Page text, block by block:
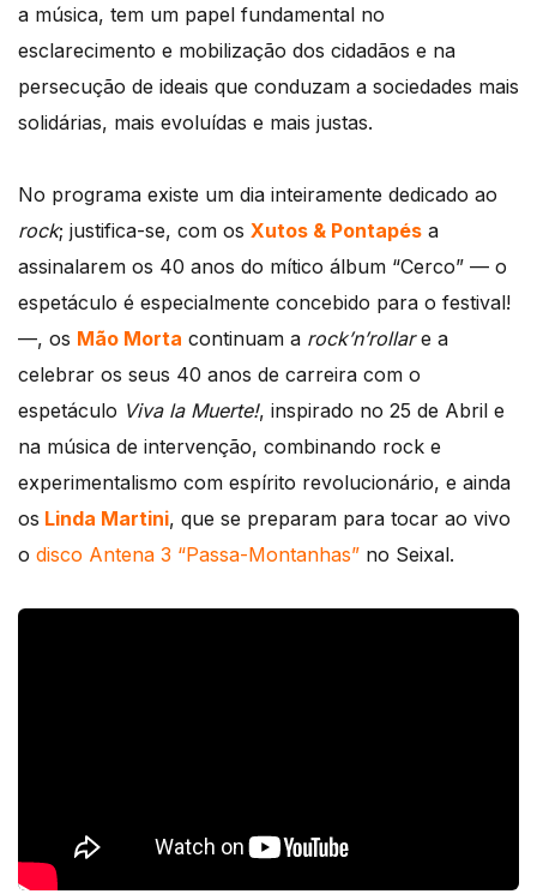
a música, tem um papel fundamental no
esclarecimento e mobilização dos cidadãos e na
persecução de ideais que conduzam a sociedades mais
solidárias, mais evoluídas e mais justas.
No programa existe um dia inteiramente dedicado ao
rock; justifica-se, com os Xutos & Pontapés a
assinalarem os 40 anos do mítico álbum “Cerco” — o
espetáculo é especialmente concebido para o festival!
—, os Mão Morta continuam a rock’n’rollare a
celebrar os seus 40 anos de carreira com o
espetáculo Viva la Muerte!, inspirado no 25 de Abril e
na música de intervenção, combinando rock e
experimentalismo com espírito revolucionário, e ainda
os Linda Martini, que se preparam para tocar ao vivo
o disco Antena 3 “Passa-Montanhas” no Seixal.